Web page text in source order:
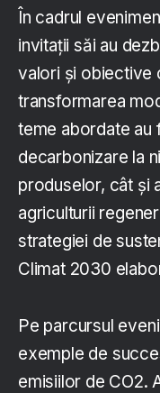
În cadrul
invitații săi au
valori și obiective
transformarea
teme abordate au
decarbonizare la
produselor, cât și
agriculturii
strategiei de
Climat 2030
Pe parcursul
exemple de
emisiilor de CO2.